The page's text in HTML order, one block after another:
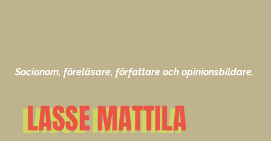
Socionom, föreläsare, författare och opinionsbildare.